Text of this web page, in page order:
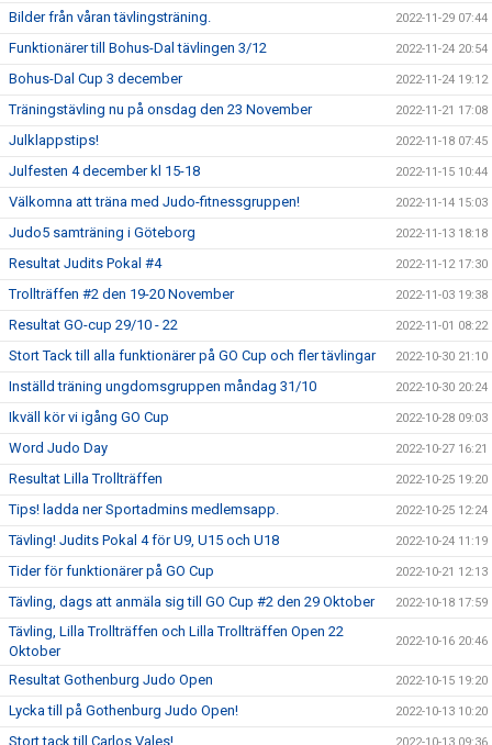
Bilder från våran tävlingsträning. 2022-11-29 07:44
Funktionärer till Bohus-Dal tävlingen 3/12 2022-11-24 20:54
Bohus-Dal Cup 3 december 2022-11-24 19:12
Träningstävling nu på onsdag den 23 November 2022-11-21 17:08
Julklappstips! 2022-11-18 07:45
Julfesten 4 december kl 15-18 2022-11-15 10:44
Välkomna att träna med Judo-fitnessgruppen! 2022-11-14 15:03
Judo5 samträning i Göteborg 2022-11-13 18:18
Resultat Judits Pokal #4 2022-11-12 17:30
Trollträffen #2 den 19-20 November 2022-11-03 19:38
Resultat GO-cup 29/10 - 22 2022-11-01 08:22
Stort Tack till alla funktionärer på GO Cup och fler tävlingar 2022-10-30 21:10
Inställd träning ungdomsgruppen måndag 31/10 2022-10-30 20:24
Ikväll kör vi igång GO Cup 2022-10-28 09:03
Word Judo Day 2022-10-27 16:21
Resultat Lilla Trollträffen 2022-10-25 19:20
Tips! ladda ner Sportadmins medlemsapp. 2022-10-25 12:24
Tävling! Judits Pokal 4 för U9, U15 och U18 2022-10-24 11:19
Tider för funktionärer på GO Cup 2022-10-21 12:13
Tävling, dags att anmäla sig till GO Cup #2 den 29 Oktober 2022-10-18 17:59
Tävling, Lilla Trollträffen och Lilla Trollträffen Open 22
Oktober
2022-10-16 20:46
Resultat Gothenburg Judo Open 2022-10-15 19:20
Lycka till på Gothenburg Judo Open! 2022-10-13 10:20
Stort tack till Carlos Vales!